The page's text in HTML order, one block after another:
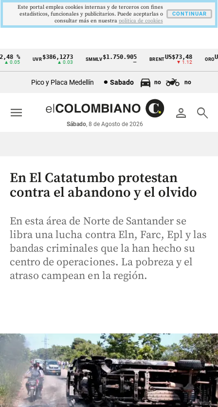
Cintillo
económicos
Colombia
% UVR$386,1273
▲ 0.03
SMMLV$1.750.905 BRENT US$73,48
▼ 1.12
ORO
Pico y Placa Medellín Sabado no no
person search
Sábado, 8 de Agosto de 2026
menu
En El Catatumbo protestan
contra el abandono y el olvido
En esta área de Norte de Santander se
libra una lucha contra Eln, Farc, Epl y las
bandas criminales que la han hecho su
centro de operaciones. La pobreza y el
atraso campean en la región.
Este portal emplea cookies internas y de terceros con fines
estadísticos, funcionales y publicitarios. Puede aceptarlas o
consultar más en nuestra politica de cookies
CONTINUAR